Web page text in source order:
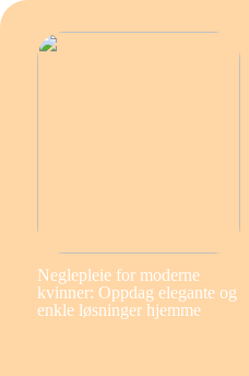
Neglepleie for moderne
kvinner: Oppdag elegante og
enkle løsninger hjemme